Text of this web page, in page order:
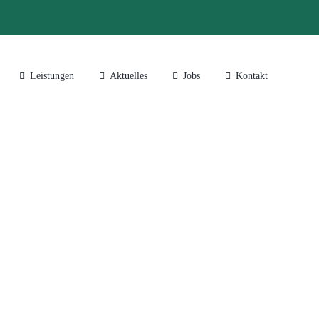
Leistungen Aktuelles Jobs Kontakt